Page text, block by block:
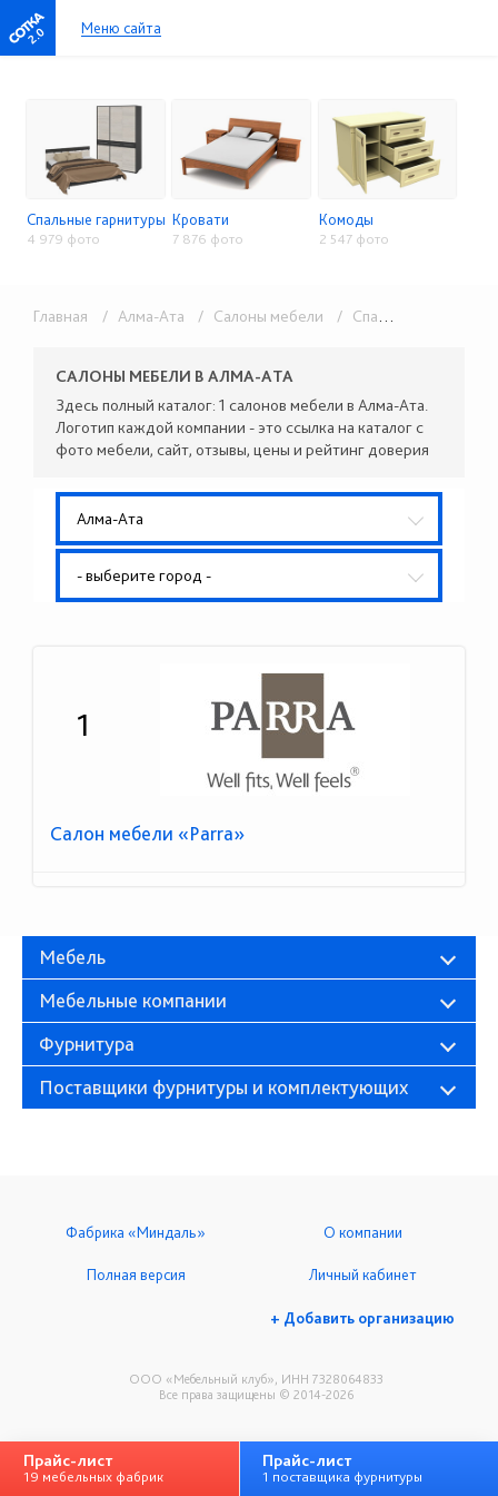
2.0 Меню сайта
Спальные гарнитуры
4 979 фото
Кровати
7 876 фото
Комоды
2 547 фото
Главная / Алма-Ата / Салоны мебели / Спальни и кровати
САЛОНЫ МЕБЕЛИ В АЛМА-АТА
Здесь полный каталог: 1 салонов мебели в Алма-Ата.
Логотип каждой компании - это ссылка на каталог с
фото мебели, сайт, отзывы, цены и рейтинг доверия
Алма-Ата
- выберите город -
1
Салон мебели «Parra»
Мебель
Мебельные компании
Фурнитура
Поставщики фурнитуры и комплектующих
ООО «Мебельный клуб», ИНН 7328064833
Все права защищены © 2014-2026
Фабрика «Миндаль» О компании
Полная версия Личный кабинет
+ Добавить организацию
Прайс-лист
19 мебельных фабрик
Прайс-лист
1 поставщика фурнитуры